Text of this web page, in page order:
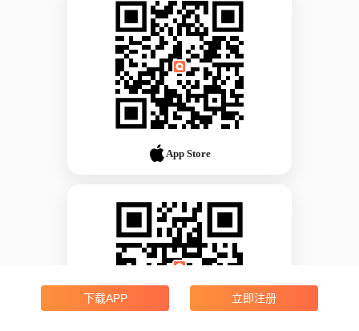
App Store
下载APP 立即注册